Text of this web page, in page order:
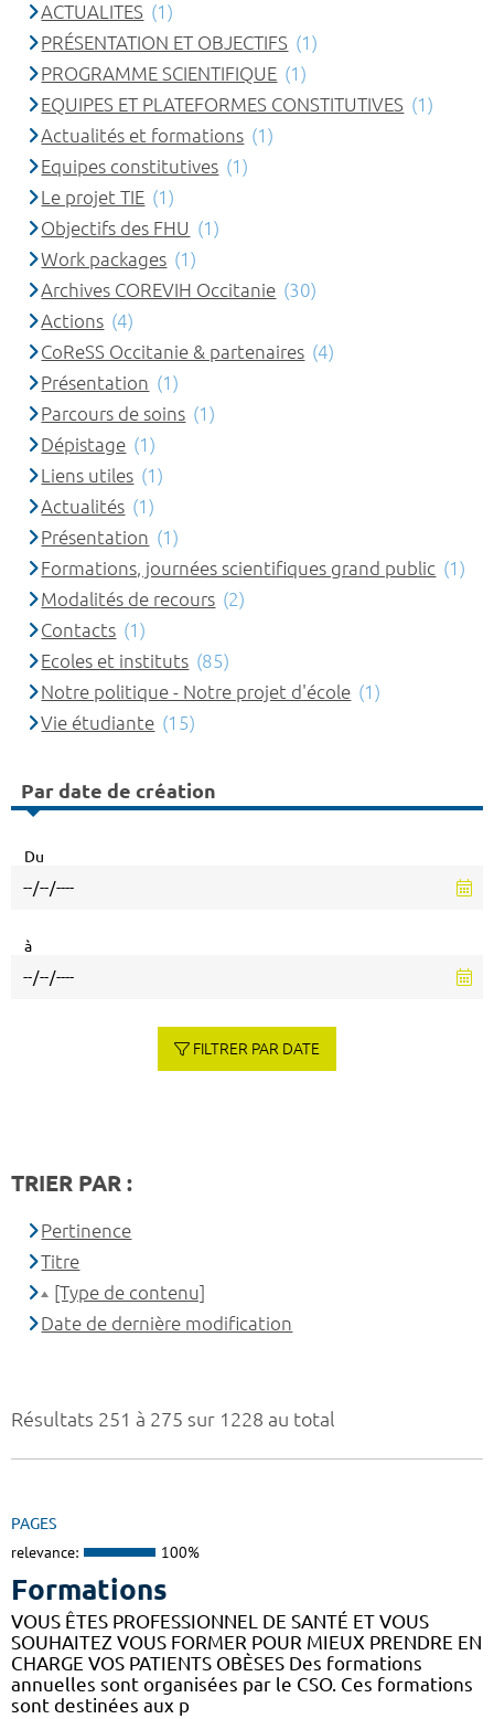
Résultats 251 à 275 sur 1228 au total
PAGES
relevance: 100%
Formations
VOUS ÊTES PROFESSIONNEL DE SANTÉ ET VOUS
SOUHAITEZ VOUS FORMER POUR MIEUX PRENDRE EN
CHARGE VOS PATIENTS OBÈSES Des formations
annuelles sont organisées par le CSO. Ces formations
sont destinées aux p
ACTUALITES (1)
PRÉSENTATION ET OBJECTIFS (1)
PROGRAMME SCIENTIFIQUE (1)
EQUIPES ET PLATEFORMES CONSTITUTIVES (1)
Actualités et formations (1)
Equipes constitutives (1)
Le projet TIE (1)
Objectifs des FHU (1)
Work packages (1)
Archives COREVIH Occitanie (30)
Actions (4)
CoReSS Occitanie & partenaires (4)
Présentation (1)
Parcours de soins (1)
Dépistage (1)
Liens utiles (1)
Actualités (1)
Présentation (1)
Formations, journées scientifiques grand public (1)
Modalités de recours (2)
Contacts (1)
Ecoles et instituts (85)
Notre politique - Notre projet d'école (1)
Vie étudiante (15)
Par date de création
Du
à
FILTRER PAR DATE
TRIER PAR :
Pertinence
Titre
[Type de contenu]
Date de dernière modification